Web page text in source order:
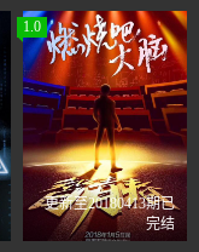
1.0
更新至20180413期已
完结